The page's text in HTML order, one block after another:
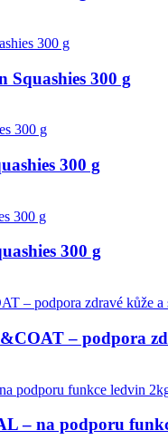
300 g
300 g
300 g
– podpora
– na podporu